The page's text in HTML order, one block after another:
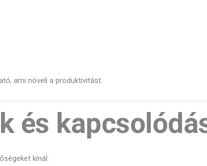
ami növeli a produktivitást.
és
kínál: